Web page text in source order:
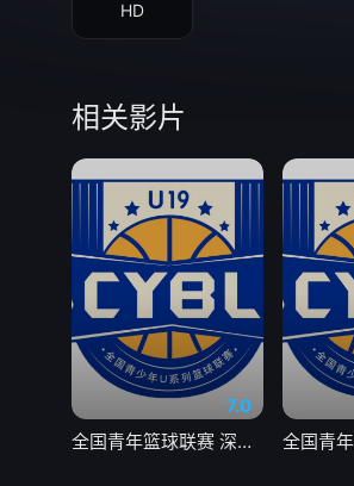
HD
相关影片
7.0
全国青年篮球联赛 深圳新世纪83-72北京首钢20260804